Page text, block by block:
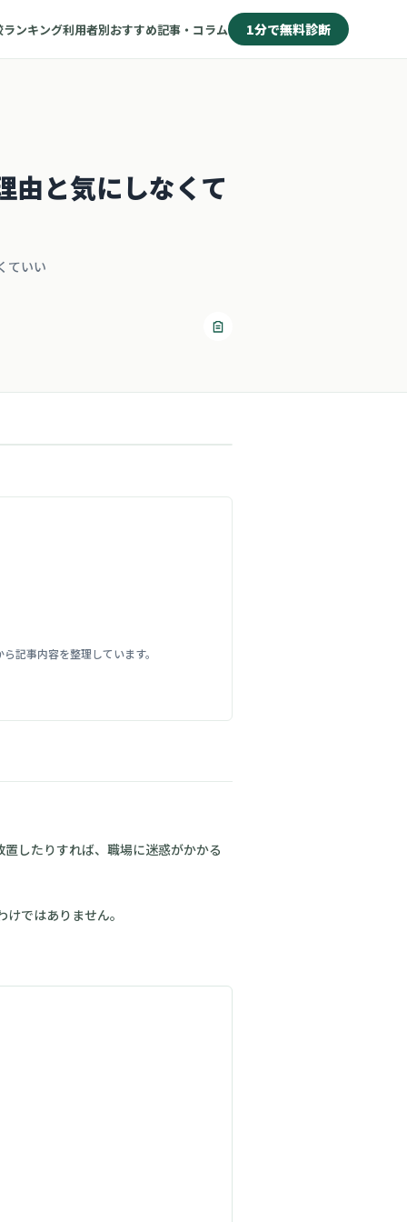
ランキング利用者別おすすめ記事・コラム 1分で無料診断
由と気にしなくて
ていい
リンクをコピー
記事内容を整理しています。
したりすれば、職場に迷惑がかかる
ではありません。